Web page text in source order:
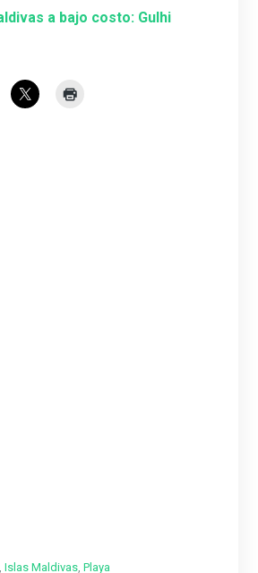
a bajo costo: Gulhi
,Islas Maldivas,Playa